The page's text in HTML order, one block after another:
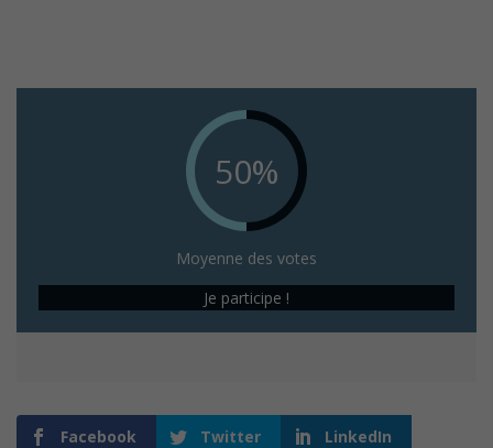
50%
Moyenne des votes
Je participe !
Facebook Twitter LinkedIn